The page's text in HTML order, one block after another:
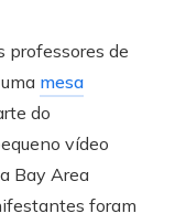
professores de
mesa
do
vídeo
Bay Area
foram